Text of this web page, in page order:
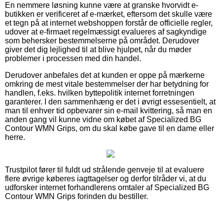
En nemmere løsning kunne være at granske hvorvidt e-
butikken er verificeret af e-mærket, eftersom det skulle være
et tegn på at internet webshoppen forstår de officielle regler,
udover at e-firmaet regelmæssigt evalueres af sagkyndige
som behersker bestemmelserne på området. Derudover
giver det dig lejlighed til at blive hjulpet, når du møder
problemer i processen med din handel.
Derudover anbefales det at kunden er oppe på mærkerne
omkring de mest vitale bestemmelser der har betydning for
handlen, f.eks. hvilken byttepolitik internet forretningen
garanterer. I den sammenhæng er det i øvrigt essesentielt, at
man til enhver tid opbevarer sin e-mail kvittering, så man en
anden gang vil kunne vidne om købet af Specialized BG
Contour WMN Grips, om du skal købe gave til en dame eller
herre.
Trustpilot fører til fuldt ud strålende genveje til at evaluere
flere øvrige køberes iagttagelser og derfor tilråder vi, at du
udforsker internet forhandlerens omtaler af Specialized BG
Contour WMN Grips forinden du bestiller.